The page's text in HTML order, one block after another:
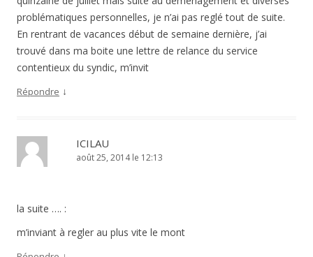
problématiques personnelles, je n’ai pas reglé tout de suite.
En rentrant de vacances début de semaine dernière, j’ai
trouvé dans ma boite une lettre de relance du service
contentieux du syndic, m’invit
Répondre ↓
ICILAU
août 25, 2014 le 12:13
la suite …. :
m’inviant à regler au plus vite le mont